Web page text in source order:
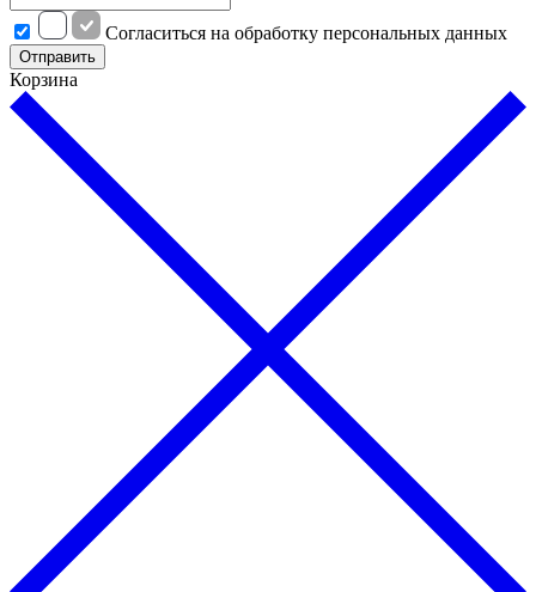
Cогласиться на обработку персональных данных
Отправить
Корзина